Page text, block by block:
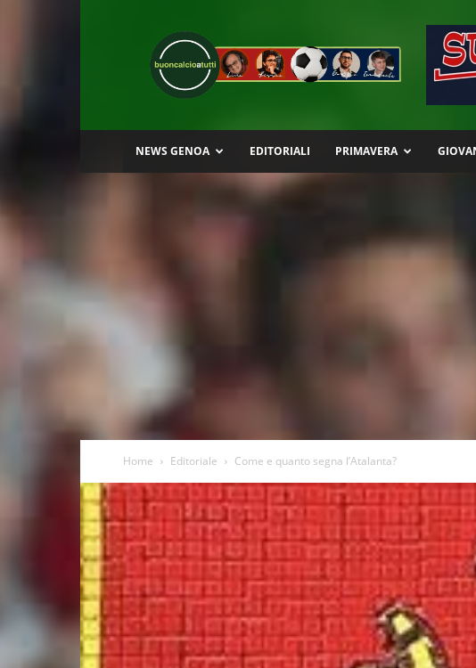
Buon
Calcio
a
Tutti
NEWS GENOA EDITORIALI PRIMAVERA
Home Editoriale Come e quanto segna l’Atalanta?